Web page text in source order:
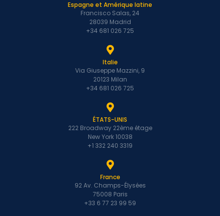
Espagne et Amérique latine
Francisco Salas, 24
28039 Madrid
+34 681 026 725
Italie
Via Giuseppe Mazzini, 9
20123 Milan
+34 681 026 725
ÉTATS-UNIS
222 Broadway 22ème étage
New York 10038
+1 332 240 3319
France
92 Av. Champs-Élysées
75008 Paris
+33 6 77 23 99 59